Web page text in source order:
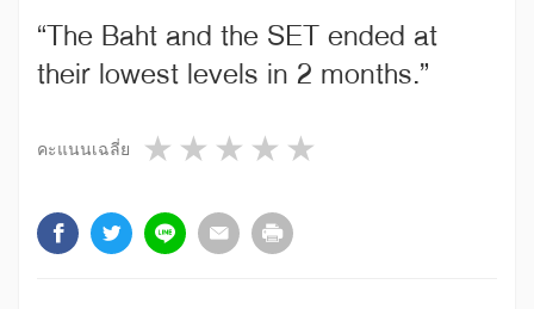
“The Baht and the SET ended at
their lowest levels in 2 months.”
คะแนนเฉลี่ย 4 stars
3 stars
2 stars
1 star